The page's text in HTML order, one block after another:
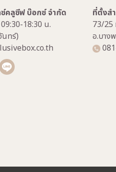
คลูซีฟ บ๊อกซ์ จำกัด
09:30-18:30 น.
ทร์)
ที่ตั้งส
73/25
อ.บาง